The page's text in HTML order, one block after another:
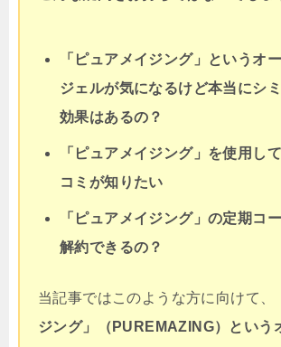
「ピュアメイジング」というオ
ジェルが気になるけど本当にシ
効果はあるの？
「ピュアメイジング」を使用し
コミが知りたい
「ピュアメイジング」の定期コ
解約できるの？
当記事ではこのような方に向けて、
ジング」（PUREMAZING）という